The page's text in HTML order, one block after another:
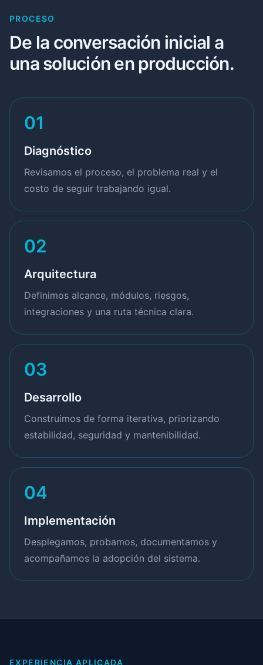
PROCESO
De la conversación inicial a
una solución en producción.
01
Diagnóstico
Revisamos el proceso, el problema real y el
costo de seguir trabajando igual.
02
Arquitectura
Definimos alcance, módulos, riesgos,
integraciones y una ruta técnica clara.
03
Desarrollo
Construimos de forma iterativa, priorizando
estabilidad, seguridad y mantenibilidad.
04
Implementación
Desplegamos, probamos, documentamos y
acompañamos la adopción del sistema.
EXPERIENCIA APLICADA